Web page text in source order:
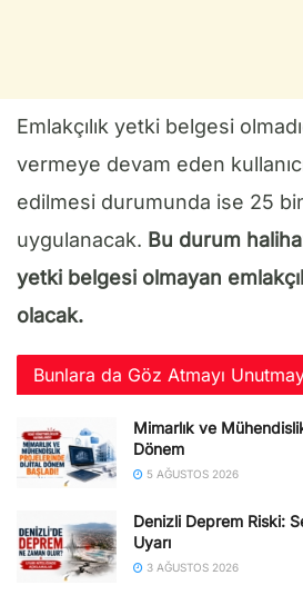
Emlakçılık yetki belgesi
vermeye devam eden
edilmesi durumunda ise 25
uygulanacak. Bu durum
yetki belgesi olmayan
olacak.
Bunlara da Göz Atmayı
Mimarlık ve
Dönem
5 AĞUSTOS 2026
Denizli Deprem Riski:
Uyarı
3 AĞUSTOS 2026